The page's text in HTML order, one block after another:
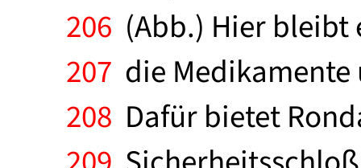
206 (Abb.) Hier bleibt
207 die
208 Dafür bietet